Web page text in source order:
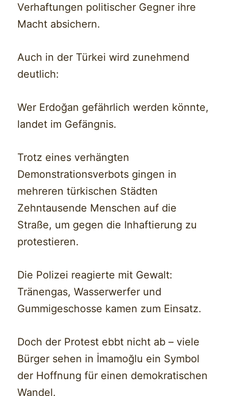
Verhaftungen politischer Gegner ihre
Macht absichern.
Auch in der Türkei wird zunehmend
deutlich:
Wer Erdoğan gefährlich werden könnte,
landet im Gefängnis.
Trotz eines verhängten
Demonstrationsverbots gingen in
mehreren türkischen Städten
Zehntausende Menschen auf die
Straße, um gegen die Inhaftierung zu
protestieren.
Die Polizei reagierte mit Gewalt:
Tränengas, Wasserwerfer und
Gummigeschosse kamen zum Einsatz.
Doch der Protest ebbt nicht ab – viele
Bürger sehen in İmamoğlu ein Symbol
der Hoffnung für einen demokratischen
Wandel.